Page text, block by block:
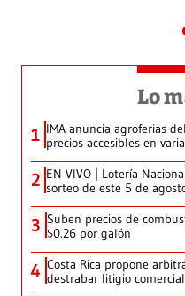
Lo
1 IMA anuncia agroferias
precios accesibles en
2 EN VIVO | Lotería
sorteo de este 5 de
3 Suben precios de
$0.26 por galón
4 Costa Rica propone
destrabar litigio comercial